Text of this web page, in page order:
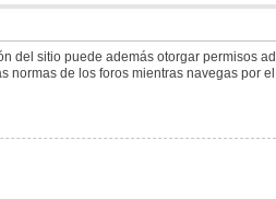
del sitio puede además otorgar permisos
normas de los foros mientras navegas por el